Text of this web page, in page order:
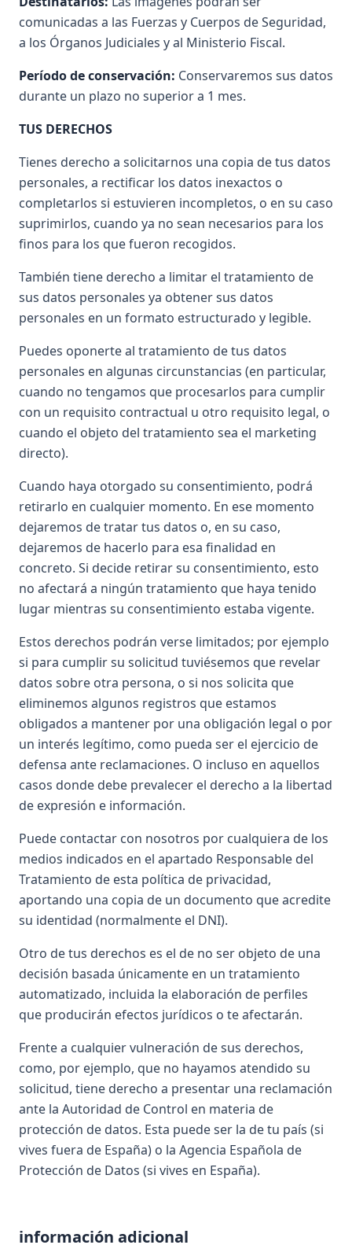
comunicadas a las Fuerzas y Cuerpos de Seguridad,
a los Órganos Judiciales y al Ministerio Fiscal.
Período de conservación: Conservaremos sus datos
durante un plazo no superior a 1 mes.
TUS DERECHOS
Tienes derecho a solicitarnos una copia de tus datos
personales, a rectificar los datos inexactos o
completarlos si estuvieren incompletos, o en su caso
suprimirlos, cuando ya no sean necesarios para los
finos para los que fueron recogidos.
También tiene derecho a limitar el tratamiento de
sus datos personales ya obtener sus datos
personales en un formato estructurado y legible.
Puedes oponerte al tratamiento de tus datos
personales en algunas circunstancias (en particular,
cuando no tengamos que procesarlos para cumplir
con un requisito contractual u otro requisito legal, o
cuando el objeto del tratamiento sea el marketing
directo).
Cuando haya otorgado su consentimiento, podrá
retirarlo en cualquier momento. En ese momento
dejaremos de tratar tus datos o, en su caso,
dejaremos de hacerlo para esa finalidad en
concreto. Si decide retirar su consentimiento, esto
no afectará a ningún tratamiento que haya tenido
lugar mientras su consentimiento estaba vigente.
Estos derechos podrán verse limitados; por ejemplo
si para cumplir su solicitud tuviésemos que revelar
datos sobre otra persona, o si nos solicita que
eliminemos algunos registros que estamos
obligados a mantener por una obligación legal o por
un interés legítimo, como pueda ser el ejercicio de
defensa ante reclamaciones. O incluso en aquellos
casos donde debe prevalecer el derecho a la libertad
de expresión e información.
Puede contactar con nosotros por cualquiera de los
medios indicados en el apartado Responsable del
Tratamiento de esta política de privacidad,
aportando una copia de un documento que acredite
su identidad (normalmente el DNI).
Otro de tus derechos es el de no ser objeto de una
decisión basada únicamente en un tratamiento
automatizado, incluida la elaboración de perfiles
que producirán efectos jurídicos o te afectarán.
Frente a cualquier vulneración de sus derechos,
como, por ejemplo, que no hayamos atendido su
solicitud, tiene derecho a presentar una reclamación
ante la Autoridad de Control en materia de
protección de datos. Esta puede ser la de tu país (si
vives fuera de España) o la Agencia Española de
Protección de Datos (si vives en España).
información adicional